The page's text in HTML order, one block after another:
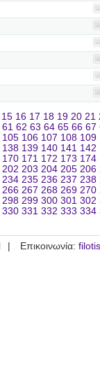
15 16 17 18 19 20 21
61 62 63 64 65 66 67
105 106 107 108 109
138 139 140 141 142
170 171 172 173 174
202 203 204 205 206
234 235 236 237 238
266 267 268 269 270
298 299 300 301 302
330 331 332 333 334
Επικοινωνία: